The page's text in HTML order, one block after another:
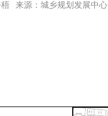
来源：城乡规划发展中心